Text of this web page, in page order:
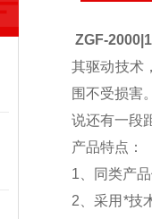
ZGF-
其驱动技术
围不受损害
说还有一段
产品特点：
1、同类产
2、采用*技